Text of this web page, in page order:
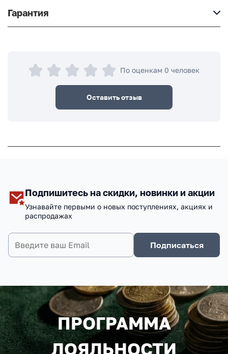
Гарантия
По оценкам 0 человек
Оставить отзыв
Подпишитесь на скидки, новинки и акции
Узнавайте первыми о новых поступлениях, акциях и
распродажах
Подписаться
ПРОГРАММА
ЛОЯЛЬНОСТИ